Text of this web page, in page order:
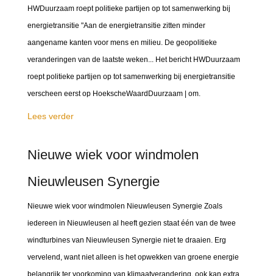
HWDuurzaam roept politieke partijen op tot samenwerking bij
energietransitie "Aan de energietransitie zitten minder
aangename kanten voor mens en milieu. De geopolitieke
veranderingen van de laatste weken... Het bericht HWDuurzaam
roept politieke partijen op tot samenwerking bij energietransitie
verscheen eerst op HoekscheWaardDuurzaam | om.
Lees verder
Nieuwe wiek voor windmolen
Nieuwleusen Synergie
Nieuwe wiek voor windmolen Nieuwleusen Synergie Zoals
iedereen in Nieuwleusen al heeft gezien staat één van de twee
windturbines van Nieuwleusen Synergie niet te draaien. Erg
vervelend, want niet alleen is het opwekken van groene energie
belangrijk ter voorkoming van klimaatverandering, ook kan extra